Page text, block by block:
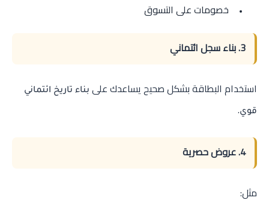
خصومات على التسوق
3. بناء سجل ائتماني
استخدام البطاقة بشكل صحيح يساعدك على بناء تاريخ ائتماني
قوي.
4. عروض حصرية
مثل: